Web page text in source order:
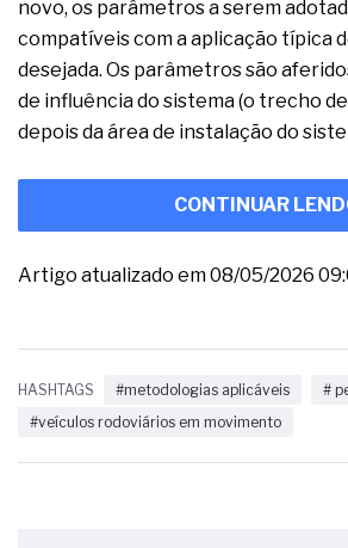
novo, os parâmetros a serem
compatíveis com a aplicação típica
desejada. Os parâmetros são
de influência do sistema (o trecho
depois da área de instalação do
CONTINUAR
Artigo atualizado em 08/05/2026
HASHTAGS #metodologias aplicáveis
#
#veículos rodoviários em movimento